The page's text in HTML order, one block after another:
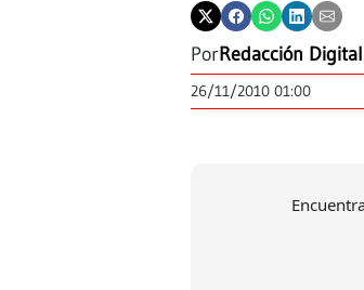
PorRedacción
26/11/2010 01:00